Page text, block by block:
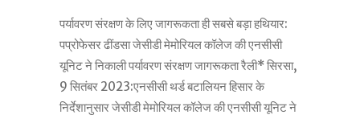
पर्यावरण संरक्षण के लिए जागरूकता ही सबसे बड़ा हथियार:
पप्रोफेसर ढींडसा जेसीडी मेमोरियल कॉलेज की एनसीसी
यूनिट ने निकाली पर्यावरण संरक्षण जागरूकता रैली* सिरसा,
9 सितंबर 2023:एनसीसी थर्ड बटालियन हिसार के
निर्देशानुसार जेसीडी मेमोरियल कॉलेज की एनसीसी यूनिट ने